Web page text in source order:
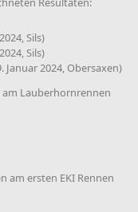
Sils)
Sils)
Januar 2024, Obersaxen)
Lauberhornrennen
am ersten EKI Rennen